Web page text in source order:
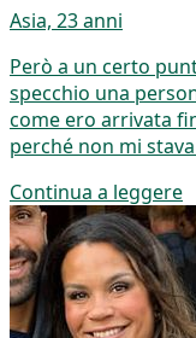
Asia, 23 anni
Però a un certo
specchio una
come ero arrivata
perché non mi
Continua a leggere